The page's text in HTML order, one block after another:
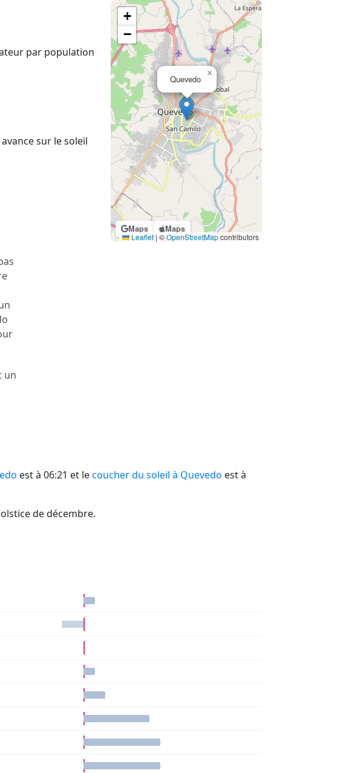
par population
sur le soleil
Maps Maps
Quevedo
×
+
−
Leaflet|©OpenStreetMapcontributors
un
est à 06:21 et lecoucher du soleil à Quevedo est à
de décembre.